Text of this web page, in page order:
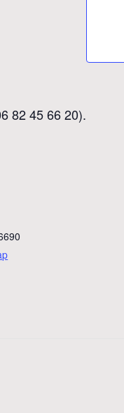
82 45 66 20).